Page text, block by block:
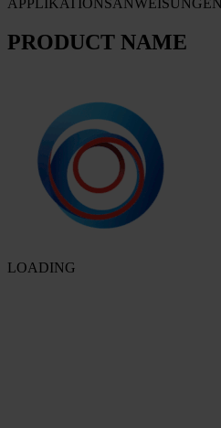
PRODUCT NAME
LOADING